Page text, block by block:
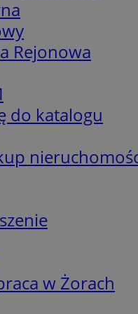
Rejonowa
do katalogu
w Żorach